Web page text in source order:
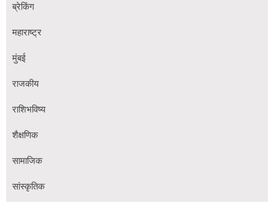
ब्रेकिंग
महाराष्ट्र
मुंबई
राजकीय
राशिभविष्य
शैक्षणिक
सामाजिक
सांस्कृतिक